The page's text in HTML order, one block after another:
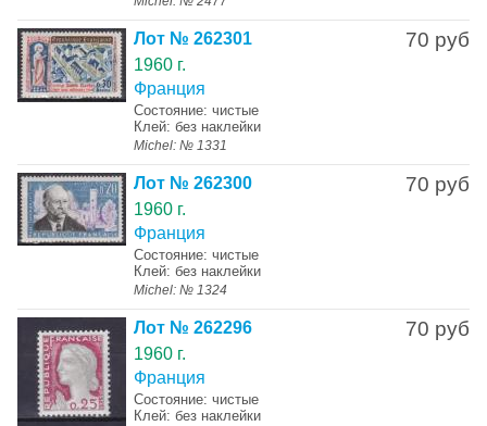
70 руб
Лот № 262301
1960 г.
Франция
Состояние: чистые
Клей: без наклейки
Michel: № 1331
70 руб
Лот № 262300
1960 г.
Франция
Состояние: чистые
Клей: без наклейки
Michel: № 1324
70 руб
Лот № 262296
1960 г.
Франция
Состояние: чистые
Клей: без наклейки